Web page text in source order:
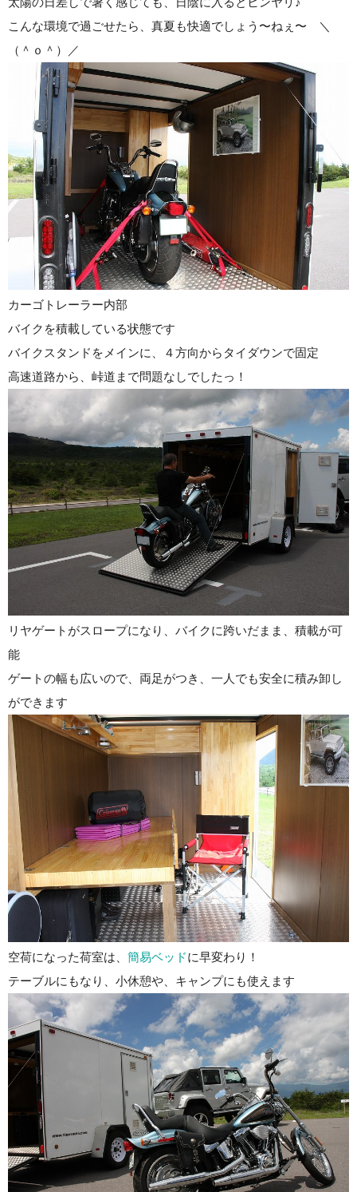
こんな環境で過ごせたら、真夏も快適でしょう〜ねぇ〜 ＼
（＾ｏ＾）／
カーゴトレーラー内部
バイクを積載している状態です
バイクスタンドをメインに、４方向からタイダウンで固定
高速道路から、峠道まで問題なしでしたっ！
リヤゲートがスロープになり、バイクに跨いだまま、積載が可
能
ゲートの幅も広いので、両足がつき、一人でも安全に積み卸し
ができます
空荷になった荷室は、 簡易ベッドに早変わり！
テーブルにもなり、小休憩や、キャンプにも使えます